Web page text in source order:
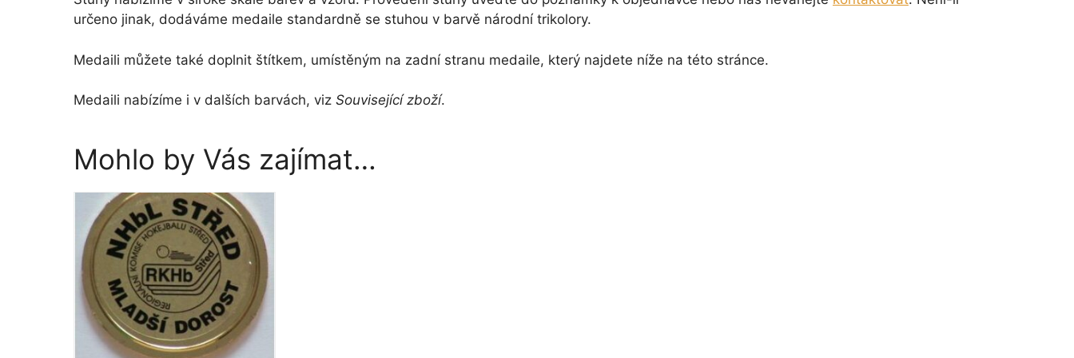
určeno jinak, dodáváme medaile standardně se stuhou v barvě národní trikolory.
Medaili můžete také doplnit štítkem, umístěným na zadní stranu medaile, který najdete níže na této stránce.
Medaili nabízíme i v dalších barvách, viz Související zboží.
Mohlo by Vás zajímat…